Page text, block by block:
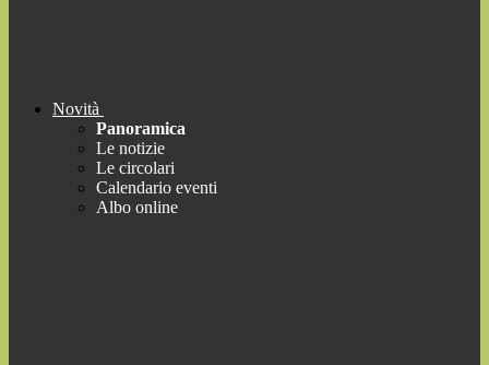
Novità
Panoramica
Le notizie
Le circolari
Calendario eventi
Albo online